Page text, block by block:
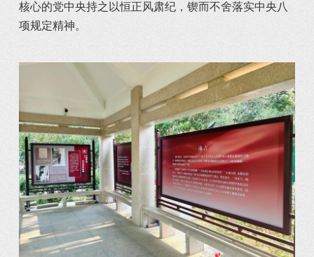
核心的党中央持之以恒正风肃纪，锲而不舍落实中央八
项规定精神。